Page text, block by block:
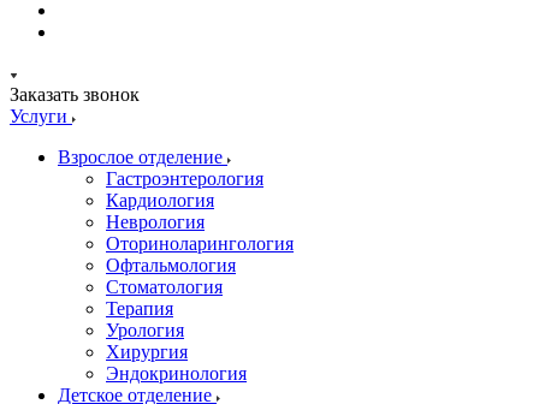
Заказать звонок
Услуги
Взрослое отделение
Гастроэнтерология
Кардиология
Неврология
Оториноларингология
Офтальмология
Стоматология
Терапия
Урология
Хирургия
Эндокринология
Детское отделение